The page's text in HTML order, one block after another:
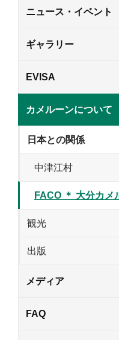
ニュース・イベント
ギャラリー
EVISA
カメルーンについて
日本との関係
中津江村
FACO ＊ 大分カメ
観光
出版
メディア
FAQ